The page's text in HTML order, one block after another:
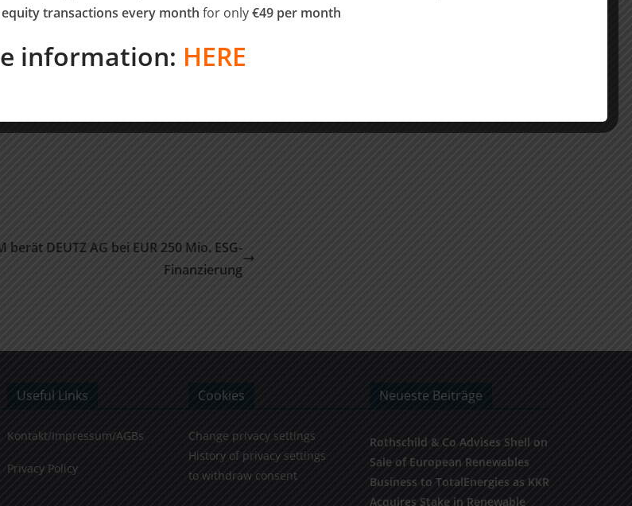
Advisory Services), Philipp Hattig
Dr. Sebastian Hölscher (Partner, Tax
berät DEUTZ AG bei EUR 250 Mio. ESG-
Finanzierung
Useful Links
Kontakt/Impressum/AGBs
Privacy Policy
Cookies
Change privacy settings
History of privacy settings
to withdraw consent
Neueste Beiträge
Rothschild & Co Advises Shell on
Sale of European Renewables
Business to TotalEnergies as KKR
Acquires Stake in Renewable
transactions every month for only€49 per month
information: HERE